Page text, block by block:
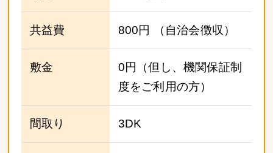
共益費 800円 （自治会徴収）
敷金
0円（但し、機関保証制
度をご利用の方）
間取り 3DK